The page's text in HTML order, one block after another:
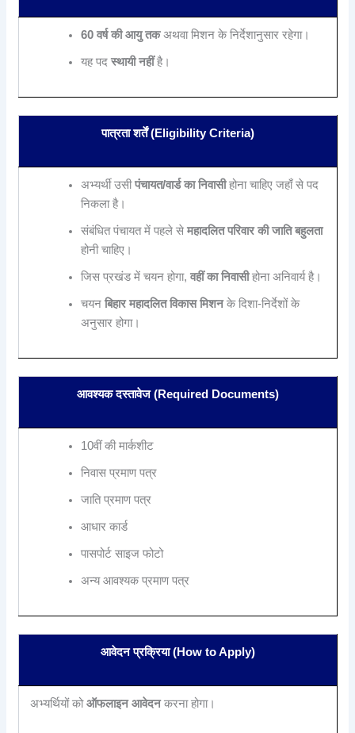
60 वर्ष की आयु तकअथवा मिशन के निर्देशानुसार रहेगा।
यह पद स्थायी नहींहै।
पात्रता शर्तें (Eligibility Criteria)
अभ्यर्थी उसीपंचायत/वार्ड का निवासीहोना चाहिए जहाँ से पद
निकला है।
संबंधित पंचायत में पहले से महादलित परिवार की जाति बहुलता
होनी चाहिए।
जिस प्रखंड में चयन होगा, वहीं का निवासीहोना अनिवार्य है।
चयन बिहार महादलित विकास मिशनके दिशा-निर्देशों के
अनुसार होगा।
आवश्यक दस्तावेज (Required Documents)
10वीं की मार्कशीट
निवास प्रमाण पत्र
जाति प्रमाण पत्र
आधार कार्ड
पासपोर्ट साइज फोटो
अन्य आवश्यक प्रमाण पत्र
आवेदन प्रक्रिया (How to Apply)
अभ्यर्थियों कोऑफलाइन आवेदनकरना होगा।